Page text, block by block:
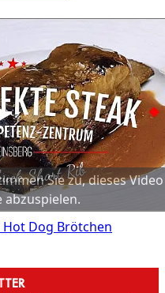
schnelle Küche
schnelle Küche
Dog Brötchen
Sie zu, dieses Video
abzuspielen.